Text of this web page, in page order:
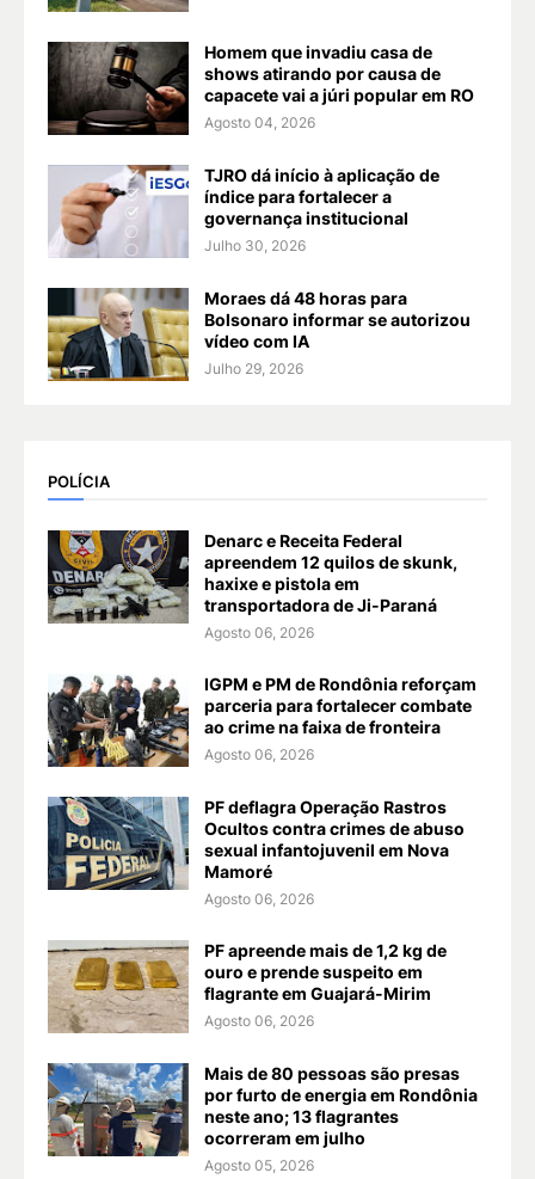
Homem que invadiu casa de
shows atirando por causa de
capacete vai a júri popular em RO
Agosto 04, 2026
TJRO dá início à aplicação de
índice para fortalecer a
governança institucional
Julho 30, 2026
Moraes dá 48 horas para
Bolsonaro informar se autorizou
vídeo com IA
Julho 29, 2026
POLÍCIA
Denarc e Receita Federal
apreendem 12 quilos de skunk,
haxixe e pistola em
transportadora de Ji-Paraná
Agosto 06, 2026
IGPM e PM de Rondônia reforçam
parceria para fortalecer combate
ao crime na faixa de fronteira
Agosto 06, 2026
PF deflagra Operação Rastros
Ocultos contra crimes de abuso
sexual infantojuvenil em Nova
Mamoré
Agosto 06, 2026
PF apreende mais de 1,2 kg de
ouro e prende suspeito em
flagrante em Guajará-Mirim
Agosto 06, 2026
Mais de 80 pessoas são presas
por furto de energia em Rondônia
neste ano; 13 flagrantes
ocorreram em julho
Agosto 05, 2026